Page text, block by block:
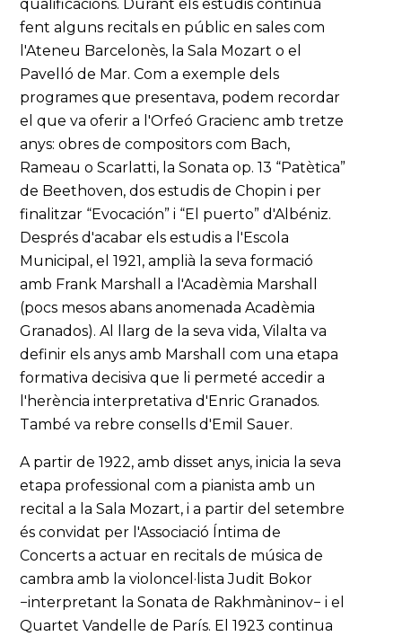
qualificacions. Durant els estudis continuà
fent alguns recitals en públic en sales com
l'Ateneu Barcelonès, la Sala Mozart o el
Pavelló de Mar. Com a exemple dels
programes que presentava, podem recordar
el que va oferir a l'Orfeó Gracienc amb tretze
anys: obres de compositors com Bach,
Rameau o Scarlatti, la Sonata op. 13 “Patètica”
de Beethoven, dos estudis de Chopin i per
finalitzar “Evocación” i “El puerto” d'Albéniz.
Després d'acabar els estudis a l'Escola
Municipal, el 1921, amplià la seva formació
amb Frank Marshall a l'Acadèmia Marshall
(pocs mesos abans anomenada Acadèmia
Granados). Al llarg de la seva vida, Vilalta va
definir els anys amb Marshall com una etapa
formativa decisiva que li permeté accedir a
l'herència interpretativa d'Enric Granados.
També va rebre consells d'Emil Sauer.
A partir de 1922, amb disset anys, inicia la seva
etapa professional com a pianista amb un
recital a la Sala Mozart, i a partir del setembre
és convidat per l'Associació Íntima de
Concerts a actuar en recitals de música de
cambra amb la violoncel·lista Judit Bokor
−interpretant la Sonata de Rakhmàninov− i el
Quartet Vandelle de París. El 1923 continua